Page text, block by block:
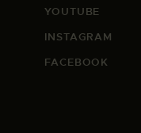
YOUTUBE
INSTAGRAM
FACEBOOK